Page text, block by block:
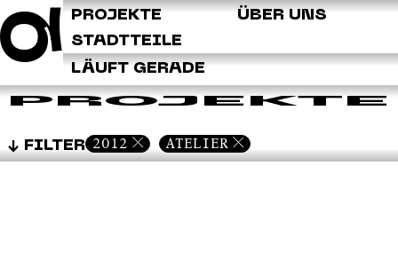
ÜBER UNS
PROJEKTE
STADTTEILE
LÄUFT GERADE
PROJEKTE
FILTER 2012 ATELIER